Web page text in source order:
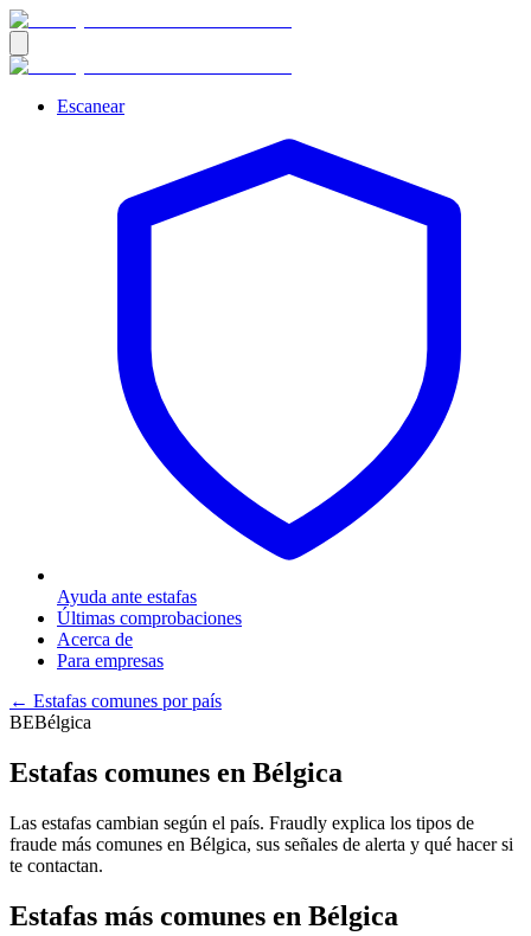
Escanear
Ayuda ante estafas
Últimas comprobaciones
Acerca de
Para empresas
← Estafas comunes por país
BEBélgica
Estafas comunes en Bélgica
Las estafas cambian según el país. Fraudly explica los tipos de
fraude más comunes en Bélgica, sus señales de alerta y qué hacer si
te contactan.
Estafas más comunes en Bélgica